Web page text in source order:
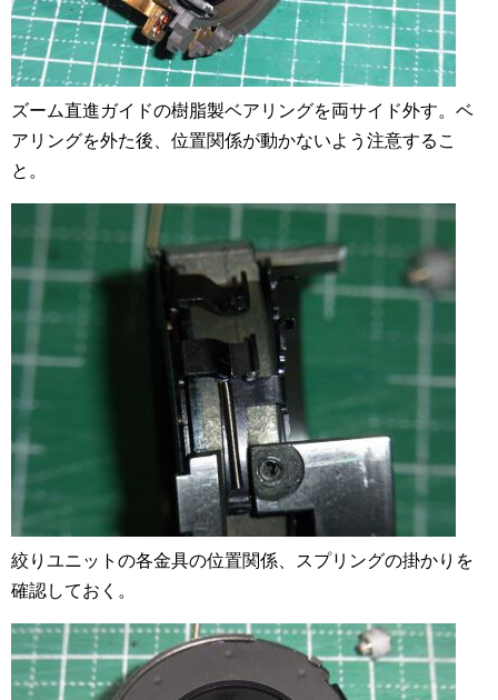
ズーム直進ガイドの樹脂製ベアリングを両サイド外す。ベ
アリングを外た後、位置関係が動かないよう注意するこ
と。
絞りユニットの各金具の位置関係、スプリングの掛かりを
確認しておく。